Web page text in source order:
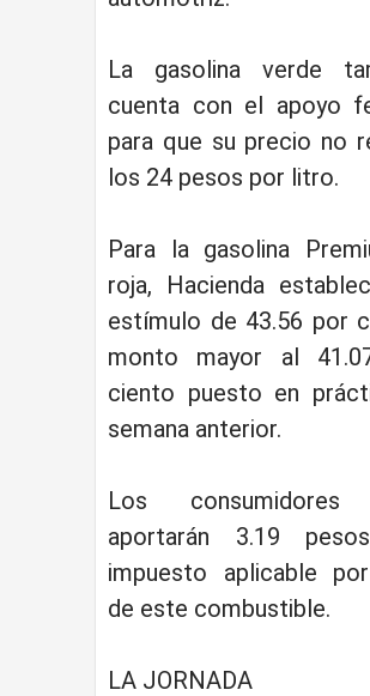
La gasolina verde
cuenta con el apoyo
para que su precio no
los 24 pesos por litro.
Para la gasolina
roja, Hacienda
estímulo de 43.56 por
monto mayor al
ciento puesto en
semana anterior.
Los consumidores
aportarán 3.19
impuesto aplicable
de este combustible.
LA JORNADA